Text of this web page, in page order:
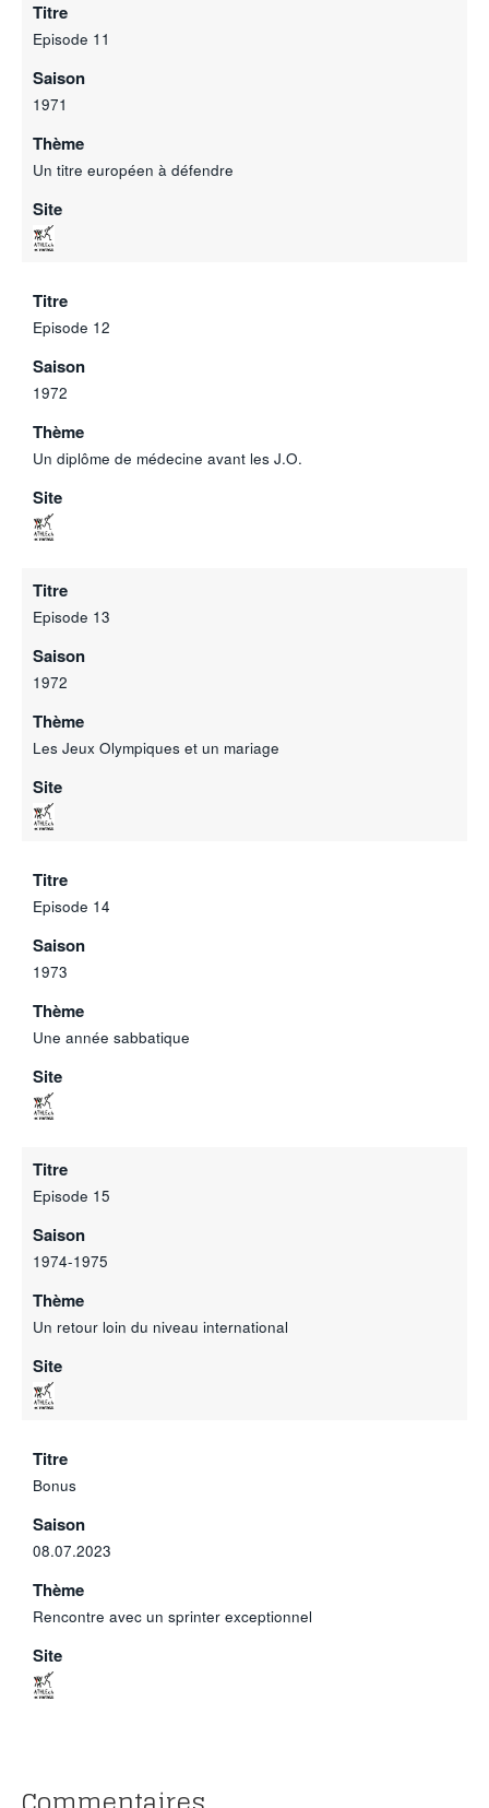
Titre
Episode 11
Saison
1971
Thème
Un titre européen à défendre
Site
Titre
Episode 12
Saison
1972
Thème
Un diplôme de médecine avant les J.O.
Site
Titre
Episode 13
Saison
1972
Thème
Les Jeux Olympiques et un mariage
Site
Titre
Episode 14
Saison
1973
Thème
Une année sabbatique
Site
Titre
Episode 15
Saison
1974-1975
Thème
Un retour loin du niveau international
Site
Titre
Bonus
Saison
08.07.2023
Thème
Rencontre avec un sprinter exceptionnel
Site